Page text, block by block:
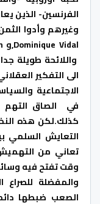
الفرنسين- الذين
واللائحة طويلة
الى التفكير
الاجتماعية
في الصاق التهم
كذلك.لكن هذه
التعايش السلمي
تعاني من
وقت تفتح فيه
والمفضلة
الصعب ضبطها